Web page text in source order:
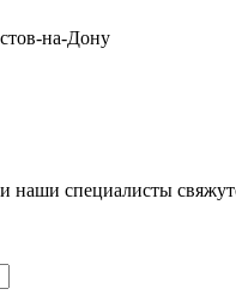
на-Дону
наши специалисты